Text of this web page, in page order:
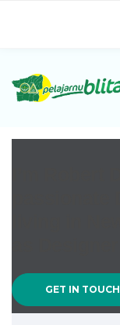
GET IN TOUCH